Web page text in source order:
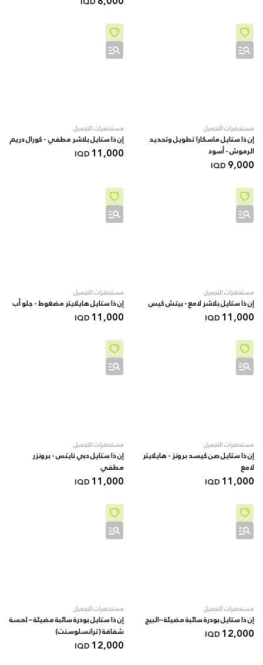
مستحضرات التجميل
إن ذا ستايل ماسكارا تطويل وتحديد
الرموش - أسود
9,000
IQD
مستحضرات التجميل
إن ذا ستايل بلاشر مطفي - كورال دريم
11,000
IQD
مستحضرات التجميل
إن ذا ستايل بلاشر لامع - بيتش كيس
11,000
IQD
مستحضرات التجميل
إن ذا ستايل هايلايتر مضغوط - جلو أب
11,000
IQD
مستحضرات التجميل
إن ذا ستايل صن كيسد برونز - هايلايتر
لامع
11,000
IQD
مستحضرات التجميل
إن ذا ستايل دبي نايتس - برونزر
مطفي
11,000
IQD
مستحضرات التجميل
إن ذا ستايل بودرة سائبة مضيئة –البيج
12,000
IQD
مستحضرات التجميل
إن ذا ستايل بودرة سائبة مضيئة – لمسة
شفافة (ترانسلوسنت)
12,000
IQD